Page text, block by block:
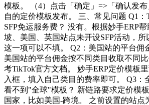
模板。 （4）点击「确定」=>「确认发
自的定价模板发布。 三、常见问题 Q1
SFP免运服务费？ 没有。根据妙手ERP
坡、美国、英国站点未开设SFP活动，所
这一项可以不填。 Q2：美国站的平台佣
美国站的平台佣金按不同类目收取不同
考TikTok官方文档。 妙手ERP定价模板
入框，填入自己类目的费率即可。 Q3：
看不到"全球"模板？ 新链路要求定价模
国家，比如美国-跨境。 之前设置的站点